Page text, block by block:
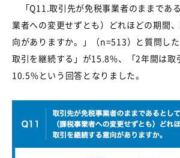
「Q11.取引先が免税事業者のままであ
業者への変更せずとも）どれほどの期間
向がありますか。」（n=513）と質問し
取引を継続する」が15.8%、「2年間は取
10.5%という回答となりました。